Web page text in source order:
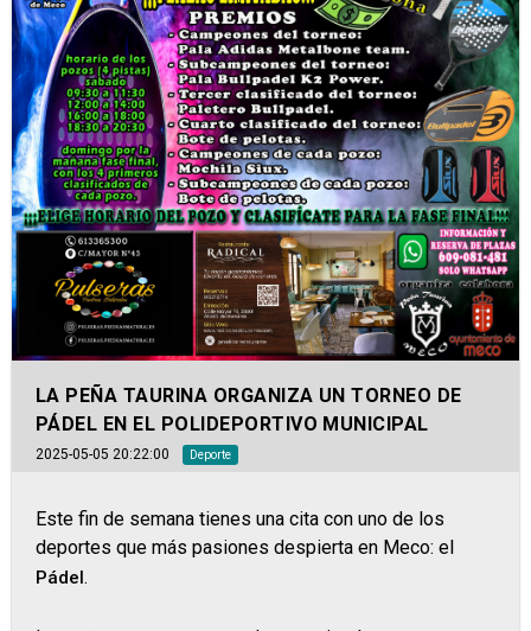
LA PEÑA TAURINA ORGANIZA UN TORNEO DE
PÁDEL EN EL POLIDEPORTIVO MUNICIPAL
2025-05-05 20:22:00 Deporte
Este fin de semana tienes una cita con uno de los
deportes que más pasiones despierta en Meco: el
Pádel.